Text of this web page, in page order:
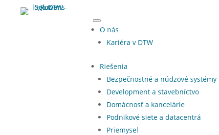
O nás
Kariéra v DTW
Riešenia
Bezpečnostné a núdzové systémy
Development a stavebníctvo
Domácnosť a kancelárie
Podnikové siete a datacentrá
Priemysel